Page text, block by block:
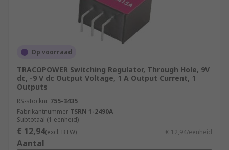
Op voorraad
TRACOPOWER Switching Regulator, Through Hole, 9V
dc, -9 V dc Output Voltage, 1 A Output Current, 1
Outputs
RS-stocknr. 755-3435
Fabrikantnummer TSRN 1-2490A
Subtotaal (1 eenheid)
€ 12,94(excl. BTW) € 12,94/eenheid
Aantal